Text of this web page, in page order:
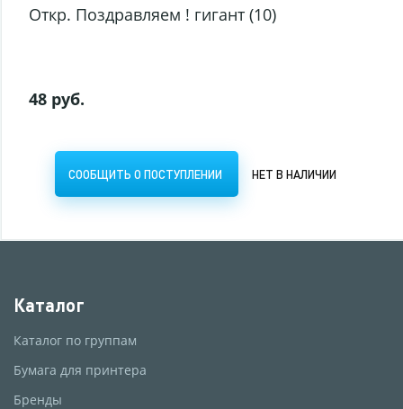
Откр. Поздравляем ! гигант (10)
48 руб.
СООБЩИТЬ О ПОСТУПЛЕНИИ НЕТ В НАЛИЧИИ
Каталог
Каталог по группам
Бумага для принтера
Бренды